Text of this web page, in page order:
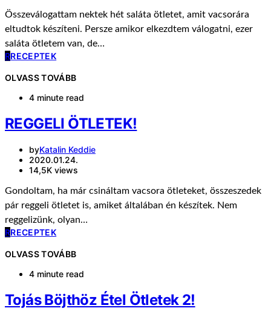
Összeválogattam nektek hét saláta ötletet, amit vacsorára
eltudtok készíteni. Persze amikor elkezdtem válogatni, ezer
saláta ötletem van, de…
RRECEPTEK
OLVASS TOVÁBB
4 minute read
REGGELI ÖTLETEK!
byKatalin Keddie
2020.01.24.
14,5K views
Gondoltam, ha már csináltam vacsora ötleteket, összeszedek
pár reggeli ötletet is, amiket általában én készítek. Nem
reggelizünk, olyan…
RRECEPTEK
OLVASS TOVÁBB
4 minute read
Tojás Böjthöz Étel Ötletek 2!